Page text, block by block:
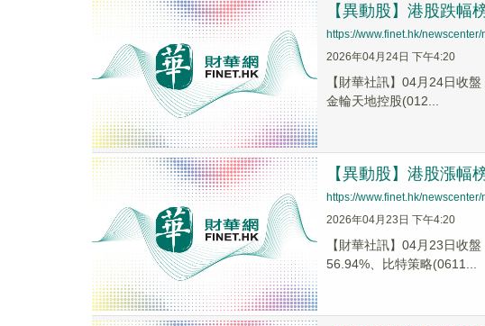
【異動股】港股跌
https://www.finet.hk/
2026年04月24日 下午4:20
【財華社訊】04月24日收
金輪天地控股(012...
【異動股】港股漲
https://www.finet.hk/
2026年04月23日 下午4:20
【財華社訊】04月23日收
56.94%、比特策略(0611...